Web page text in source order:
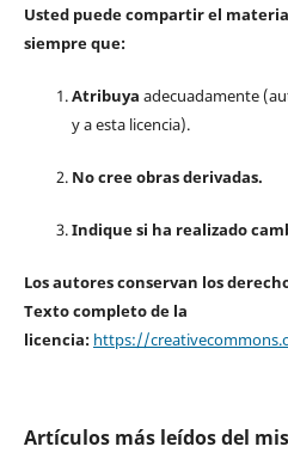
Usted puede compartir el
siempre que:
Atribuya adecuadamente
y a esta licencia).
No cree obras derivadas.
Indique si ha realizado
Los autores conservan los
Texto completo de la
licencia: https://
Artículos más leídos del